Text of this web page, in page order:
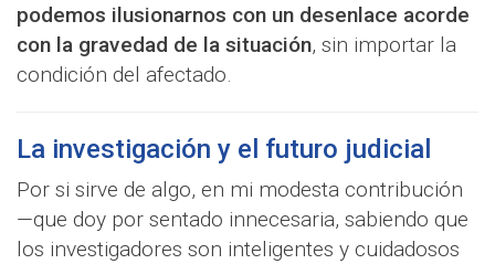
podemos ilusionarnos con un desenlace acorde
con la gravedad de la situación, sin importar la
condición del afectado.
La investigación y el futuro judicial
Por si sirve de algo, en mi modesta contribución
—que doy por sentado innecesaria, sabiendo que
los investigadores son inteligentes y cuidadosos